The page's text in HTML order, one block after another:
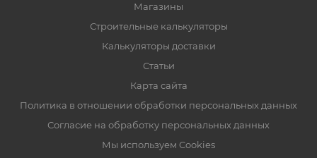
Магазины
Строительные калькуляторы
Калькуляторы доставки
Статьи
Карта сайта
Политика в отношении обработки персональных данных
Согласие на обработку персональных данных
Мы используем Cookies